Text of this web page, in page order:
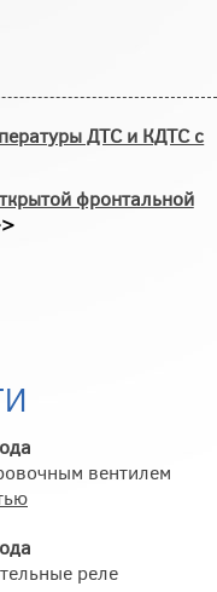
ДТС и КДТС с
фронтальной
вентилем
реле